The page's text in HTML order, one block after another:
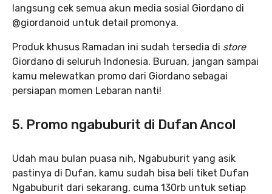
langsung cek semua akun media sosial Giordano di
@giordanoid untuk detail promonya.
Produk khusus Ramadan ini sudah tersedia di store
Giordano di seluruh Indonesia. Buruan, jangan sampai
kamu melewatkan promo dari Giordano sebagai
persiapan momen Lebaran nanti!
5. Promo ngabuburit di Dufan Ancol
Udah mau bulan puasa nih, Ngabuburit yang asik
pastinya di Dufan, kamu sudah bisa beli tiket Dufan
Ngabuburit dari sekarang, cuma 130rb untuk setiap